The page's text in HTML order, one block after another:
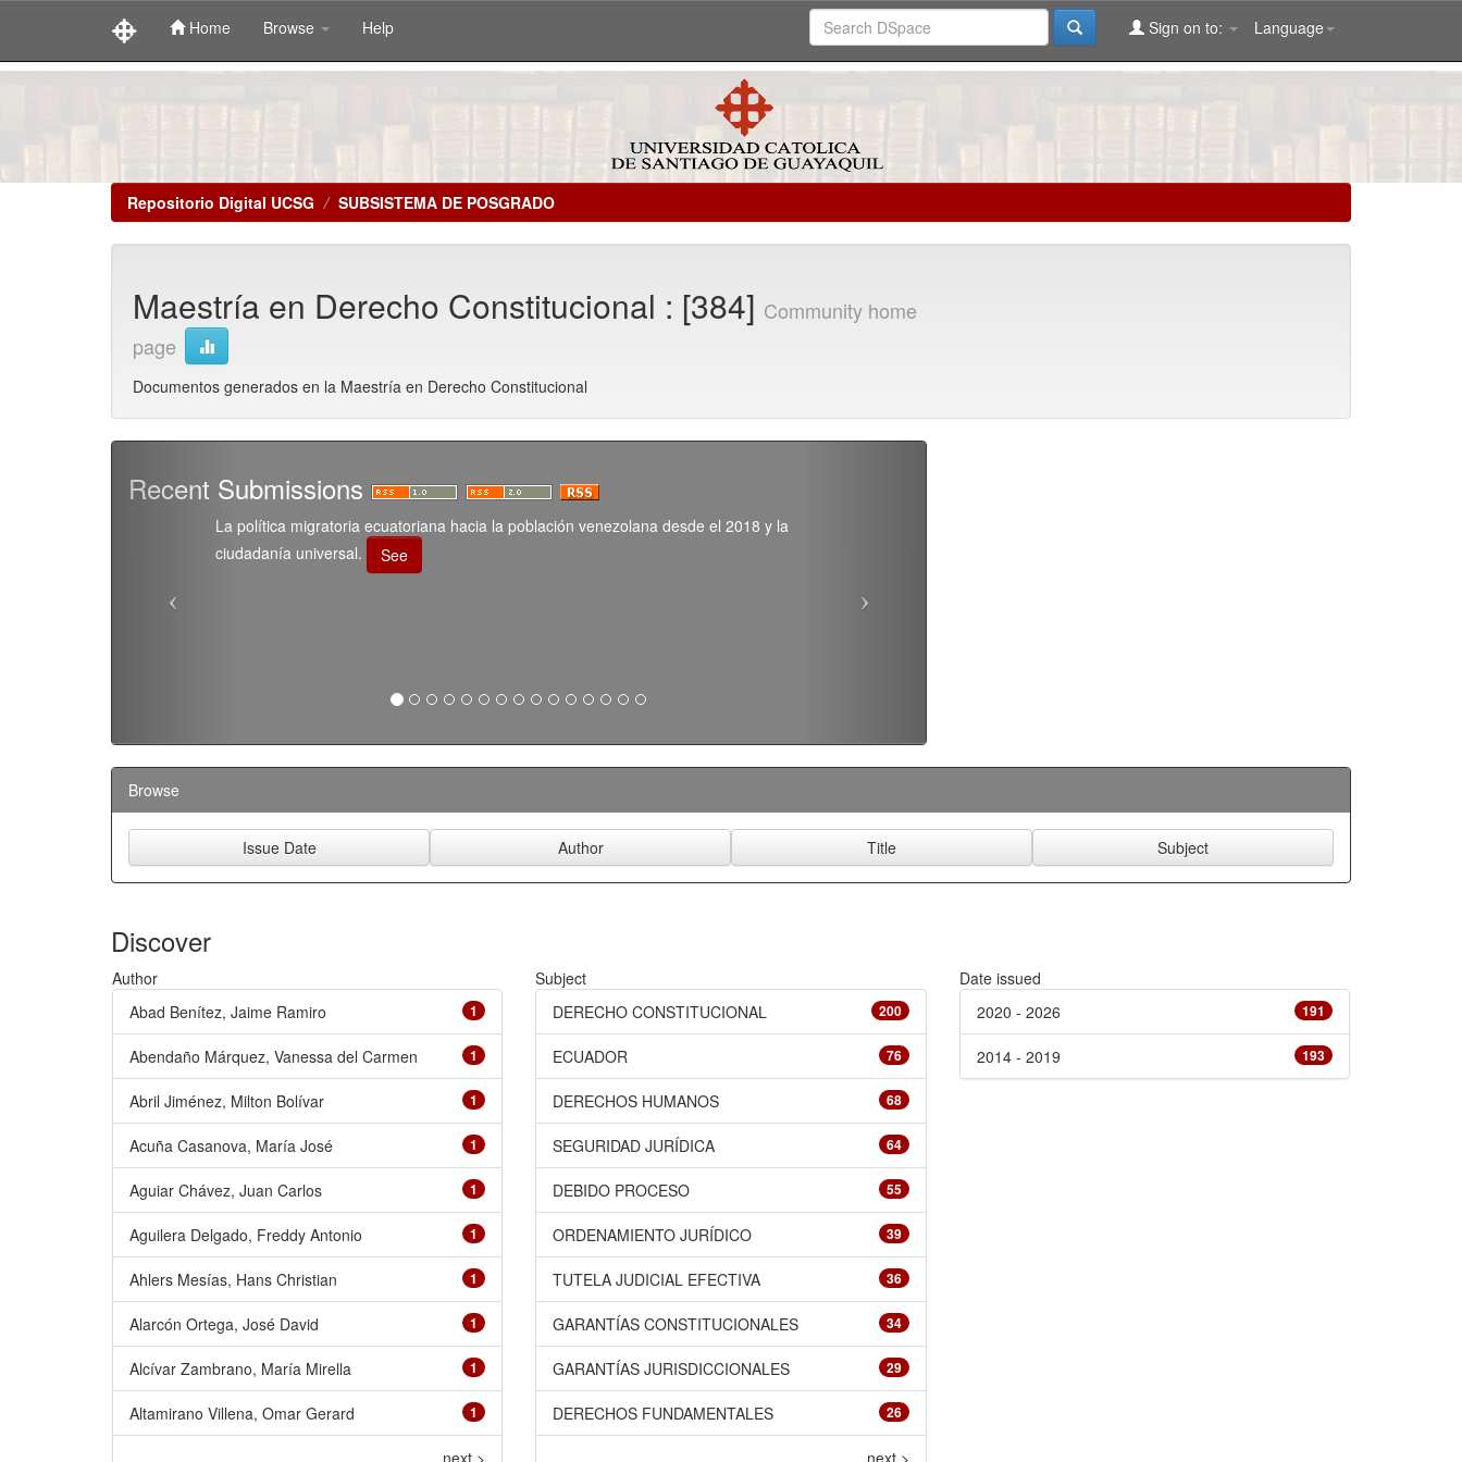
Home Browse Help Language
Sign on to:
Repositorio Digital UCSG SUBSISTEMA DE POSGRADO
Maestría en Derecho Constitucional : [384] Community home
page
Documentos generados en la Maestría en Derecho Constitucional
Recent Submissions
La política migratoria ecuatoriana hacia la población venezolana desde el 2018 y la
ciudadanía universal.
See
Browse
Discover
Author
1
Abad Benítez, Jaime Ramiro
1
Abendaño Márquez, Vanessa del Carmen
1
Abril Jiménez, Milton Bolívar
1
Acuña Casanova, María José
1
Aguiar Chávez, Juan Carlos
1
Aguilera Delgado, Freddy Antonio
1
Ahlers Mesías, Hans Christian
1
Alarcón Ortega, José David
1
Alcívar Zambrano, María Mirella
1
Altamirano Villena, Omar Gerard
Subject
200
DERECHO CONSTITUCIONAL
76
ECUADOR
68
DERECHOS HUMANOS
64
SEGURIDAD JURÍDICA
55
DEBIDO PROCESO
39
ORDENAMIENTO JURÍDICO
36
TUTELA JUDICIAL EFECTIVA
34
GARANTÍAS CONSTITUCIONALES
29
GARANTÍAS JURISDICCIONALES
26
DERECHOS FUNDAMENTALES
Date issued
191
2020 - 2026
193
2014 - 2019